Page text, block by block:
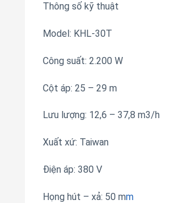
Thông số kỹ thuật
Model: KHL-30T
Công suất: 2.200 W
Cột áp: 25 – 29 m
Lưu lượng: 12,6 – 37,8 m3/h
Xuất xứ: Taiwan
Điện áp: 380 V
Họng hút – xả: 50 mm